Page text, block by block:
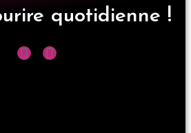
quotidienne !